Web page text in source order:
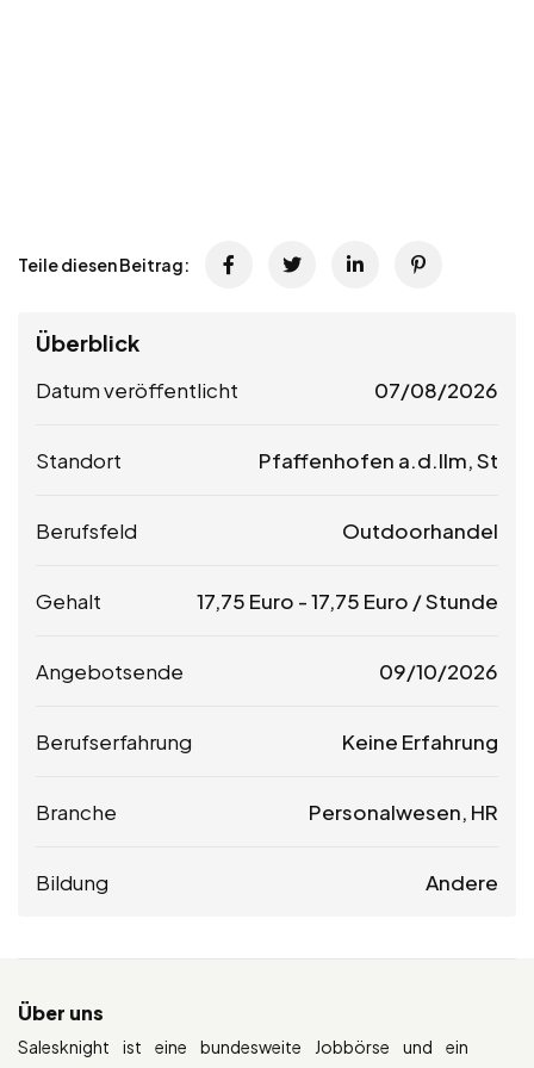
Teile diesen Beitrag:
Überblick
Datum veröffentlicht 07/08/2026
Standort Pfaffenhofen a.d.Ilm, St
Berufsfeld Outdoorhandel
Gehalt 17,75 Euro -17,75 Euro / Stunde
Angebotsende 09/10/2026
Berufserfahrung Keine Erfahrung
Branche Personalwesen, HR
Bildung Andere
Über uns
Salesknight ist eine bundesweite Jobbörse und ein